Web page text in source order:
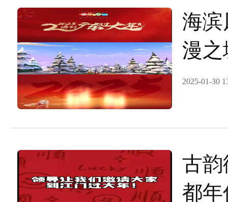
海滨
漫之
广东
2025-01-30
古韵
都年